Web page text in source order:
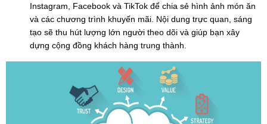
Instagram, Facebook và TikTok để chia sẻ hình ảnh món ăn
và các chương trình khuyến mãi. Nội dung trực quan, sáng
tạo sẽ thu hút lượng lớn người theo dõi và giúp bạn xây
dựng cộng đồng khách hàng trung thành.